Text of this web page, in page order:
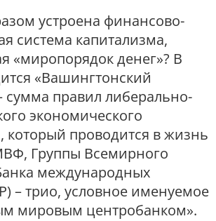
устроена финансово-
система капитализма,
денег»? В
«Вашингтонский
сумма правил либерально-
экономического
который проводится в жизнь
Группы Всемирного
международных
– трио, условное именуемое
мировым центробанком».